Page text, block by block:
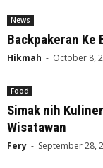
News
Backpakeran Ke
Hikmah - October 8,
Food
Simak nih
Wisatawan
Fery - September 28,